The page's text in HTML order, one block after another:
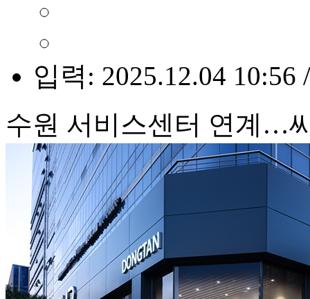
입력: 2025.12.04 10:56
수원 서비스센터 연계…